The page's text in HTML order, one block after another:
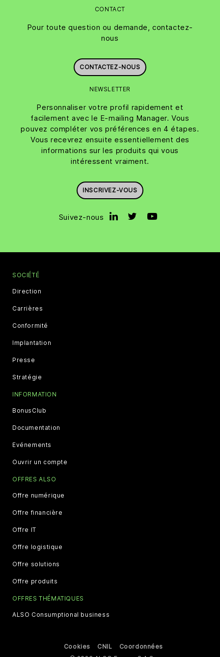
CONTACT
Pour toute question ou demande, contactez-
nous
CONTACTEZ-NOUS
NEWSLETTER
Personnaliser votre profil rapidement et
facilement avec le E-mailing Manager. Vous
pouvez compléter vos préférences en 4 étapes.
Vous recevrez ensuite essentiellement des
informations sur les produits qui vous
intéressent vraiment.
INSCRIVEZ-VOUS
Suivez-nous
SOCIÉTÉ
Direction
Carrières
Conformité
Implantation
Presse
Stratégie
INFORMATION
BonusClub
Documentation
Evénements
Ouvrir un compte
OFFRES ALSO
Offre numérique
Offre financière
Offre IT
Offre logistique
Offre solutions
Offre produits
OFFRES THÉMATIQUES
ALSO Consumptional business
Cookies CNIL
Coordonnées